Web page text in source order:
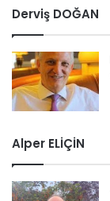
Derviş DOĞAN
Alper ELİÇİN